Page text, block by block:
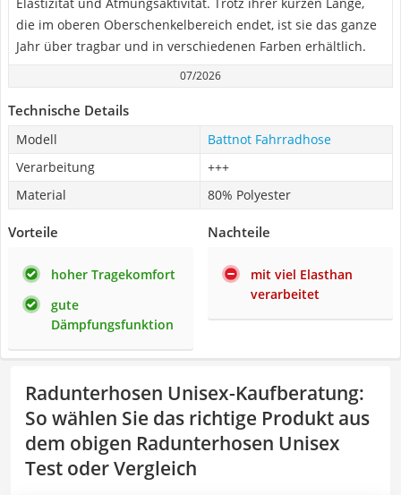
die im oberen Oberschenkelbereich endet, ist sie das ganze
Jahr über tragbar und in verschiedenen Farben erhältlich.
07/2026
Technische Details
Modell
Battnot Fahrradhose
Verarbeitung
+++
Material
80% Polyester
Vorteile
hoher Tragekomfort
gute
Dämpfungsfunktion
Nachteile
mit viel Elasthan
verarbeitet
Radunterhosen Unisex-Kaufberatung:
So wählen Sie das richtige Produkt aus
dem obigen Radunterhosen Unisex
Test oder Vergleich